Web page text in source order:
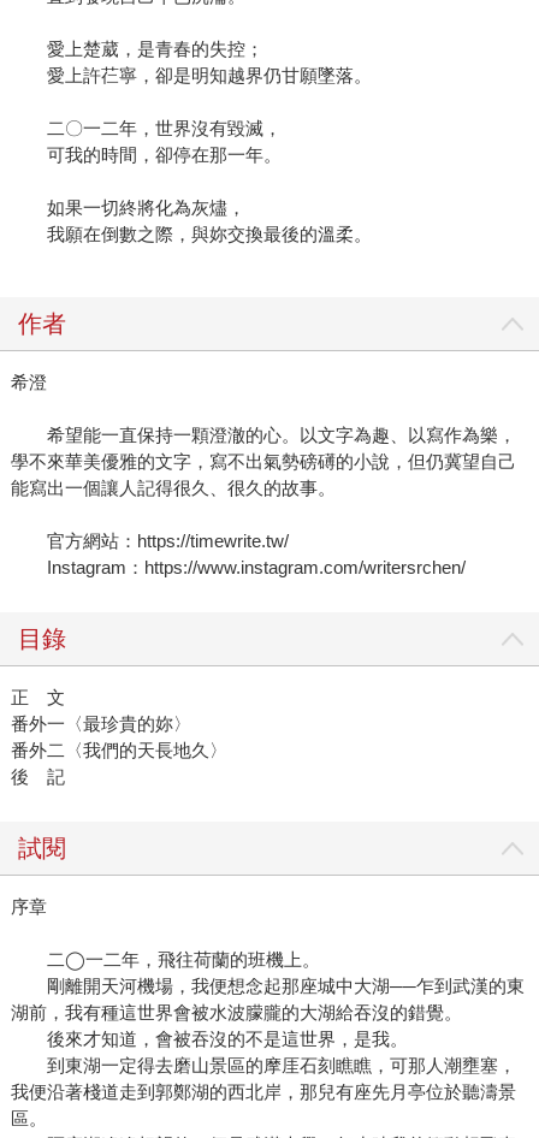
愛上楚葳，是青春的失控；
愛上許芢寧，卻是明知越界仍甘願墜落。
二〇一二年，世界沒有毀滅，
可我的時間，卻停在那一年。
如果一切終將化為灰燼，
我願在倒數之際，與妳交換最後的溫柔。
作者
希澄
希望能一直保持一顆澄澈的心。以文字為趣、以寫作為樂，
學不來華美優雅的文字，寫不出氣勢磅礡的小說，但仍冀望自己
能寫出一個讓人記得很久、很久的故事。
官方網站：https://timewrite.tw/
Instagram：https://www.instagram.com/writersrchen/
目錄
正 文
番外一〈最珍貴的妳〉
番外二〈我們的天長地久〉
後 記
試閱
序章
二◯一二年，飛往荷蘭的班機上。
剛離開天河機場，我便想念起那座城中大湖──乍到武漢的東
湖前，我有種這世界會被水波朦朧的大湖給吞沒的錯覺。
後來才知道，會被吞沒的不是這世界，是我。
到東湖一定得去磨山景區的摩厓石刻瞧瞧，可那人潮壅塞，
我便沿著棧道走到郭鄭湖的西北岸，那兒有座先月亭位於聽濤景
區。